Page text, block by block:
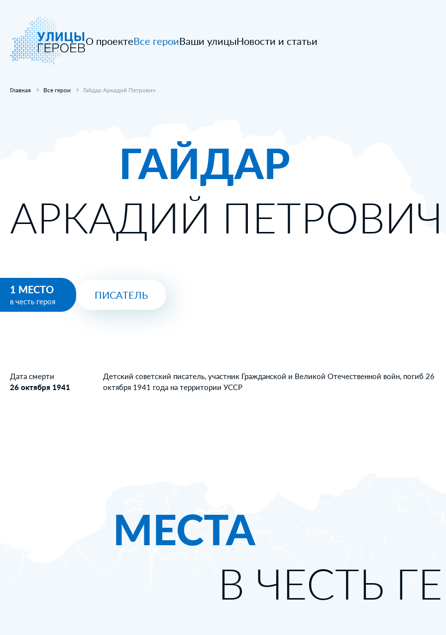
О проектеВсе героиВаши улицыНовости и статьи
Главная Все герои Гайдар Аркадий Петрович
ГАЙДАР
АРКАДИЙ ПЕТРОВИЧ
1 МЕСТО
в честь героя
ПИСАТЕЛЬ
Дата смерти
26 октября 1941
Детский советский писатель, участник Гражданской и Великой Отечественной войн, погиб 26
октября 1941 года на территории УССР
МЕСТА
В ЧЕСТЬ